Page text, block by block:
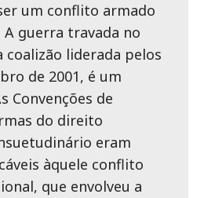
um conflito armado
guerra travada no
liderada pelos
de 2001, é um
Convenções de
do direito
eram
àquele conflito
que envolveu a